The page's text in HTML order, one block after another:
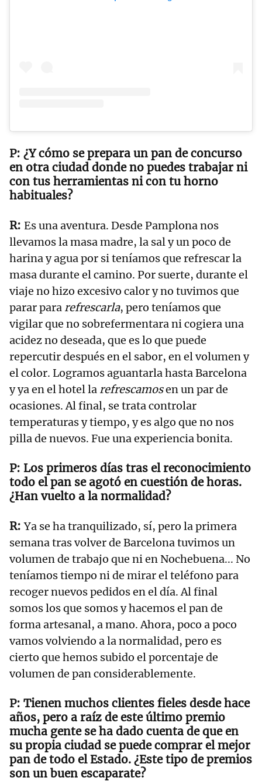
¿Y cómo se prepara un pan de concurso
en otra ciudad donde no puedes trabajar ni
con tus herramientas ni con tu horno
habituales?
Es una aventura. Desde Pamplona nos
llevamos la masa madre, la sal y un poco de
harina y agua por si teníamos que refrescar la
masa durante el camino. Por suerte, durante el
viaje no hizo excesivo calor y no tuvimos que
parar para refrescarla, pero teníamos que
vigilar que no sobrefermentara ni cogiera una
acidez no deseada, que es lo que puede
repercutir después en el sabor, en el volumen y
el color. Logramos aguantarla hasta Barcelona
y ya en el hotel la refrescamosen un par de
ocasiones. Al final, se trata controlar
temperaturas y tiempo, y es algo que no nos
pilla de nuevos. Fue una experiencia bonita.
Los primeros días tras el reconocimiento
todo el pan se agotó en cuestión de horas.
¿Han vuelto a la normalidad?
Ya se ha tranquilizado, sí, pero la primera
semana tras volver de Barcelona tuvimos un
volumen de trabajo que ni en Nochebuena... No
teníamos tiempo ni de mirar el teléfono para
recoger nuevos pedidos en el día. Al final
somos los que somos y hacemos el pan de
forma artesanal, a mano. Ahora, poco a poco
vamos volviendo a la normalidad, pero es
cierto que hemos subido el porcentaje de
volumen de pan considerablemente.
Tienen muchos clientes fieles desde hace
años, pero a raíz de este último premio
mucha gente se ha dado cuenta de que en
su propia ciudad se puede comprar el mejor
pan de todo el Estado. ¿Este tipo de premios
son un buen escaparate?